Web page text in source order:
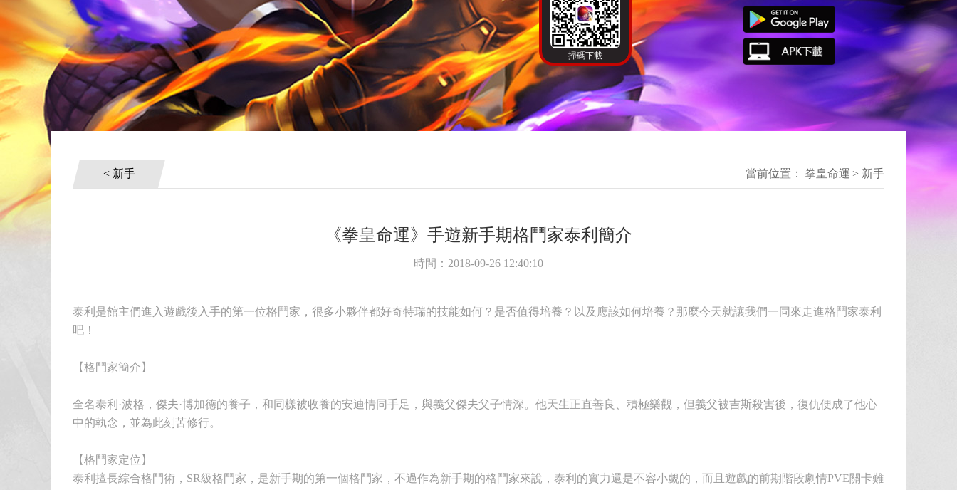
掃碼下載
< 新手 當前位置： 拳皇命運 > 新手
《拳皇命運》手遊新手期格鬥家泰利簡介
時間：2018-09-26 12:40:10
泰利是館主們進入遊戲後入手的第一位格鬥家，很多小夥伴都好奇特瑞的技能如何？是否值得培養？以及應該如何培養？那麼今天就讓我們一同來走進格鬥家泰利
吧！
【格鬥家簡介】
全名泰利·波格，傑夫·博加德的養子，和同樣被收養的安迪情同手足，與義父傑夫父子情深。他天生正直善良、積極樂觀，但義父被吉斯殺害後，復仇便成了他心
中的執念，並為此刻苦修行。
【格鬥家定位】
泰利擅長綜合格鬥術，SR級格鬥家，是新手期的第一個格鬥家，不過作為新手期的格鬥家來說，泰利的實力還是不容小覷的，而且遊戲的前期階段劇情PVE關卡難